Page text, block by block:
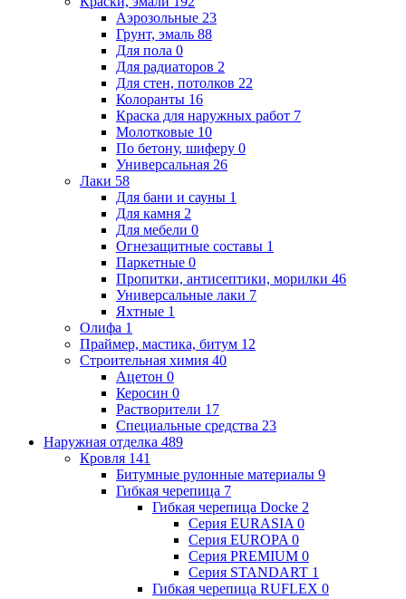
Аэрозольные 23
Грунт, эмаль 88
Для пола 0
Для радиаторов 2
Для стен, потолков 22
Колоранты 16
Краска для наружных работ 7
Молотковые 10
По бетону, шиферу 0
Универсальная 26
Лаки 58
Для бани и сауны 1
Для камня 2
Для мебели 0
Огнезащитные составы 1
Паркетные 0
Пропитки, антисептики, морилки 46
Универсальные лаки 7
Яхтные 1
Олифа 1
Праймер, мастика, битум 12
Строительная химия 40
Ацетон 0
Керосин 0
Растворители 17
Специальные средства 23
Наружная отделка 489
Кровля 141
Битумные рулонные материалы 9
Гибкая черепица 7
Гибкая черепица Docke 2
Серия EURASIA 0
Серия EUROPA 0
Серия PREMIUM 0
Серия STANDART 1
Гибкая черепица RUFLEX 0